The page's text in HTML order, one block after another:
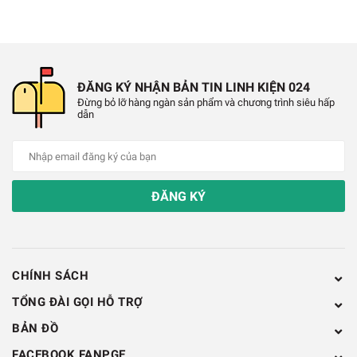
Đa chức năng
Công dụng: làm sạch miếng dán thủy tinh, cắt
giấy, màng nhựa, hàng dệt, đất sét polymer, chạm
khắc gỗ, điêu khắc bùn, đồ thủ công, sử dụng phim
✔️Chất liệu: thép không gỉ + nhựa
✔️Đường kính thân: 10mm
✔️ Số lượng: 13 chiếc
ĐĂNG KÝ NHẬN BẢN TIN LINH KIỆN 024
Đừng bỏ lỡ hàng ngàn sản phẩm và chương trình siêu hấp
dẫn
ĐĂNG KÝ
CHÍNH SÁCH
TỔNG ĐÀI GỌI HỖ TRỢ
BẢN ĐỒ